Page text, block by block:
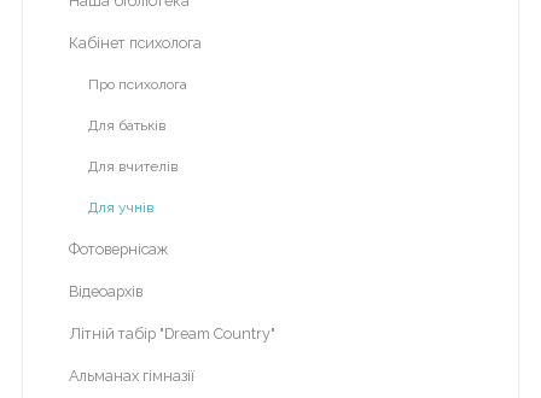
Михайлович
Волонтерство
розкриття
Кабінет психолога
Про психолога
Для батьків
Для вчителів
Для учнів
Фотовернісаж
Відеоархів
Літній табір "Dream Country"
Альманах гімназії